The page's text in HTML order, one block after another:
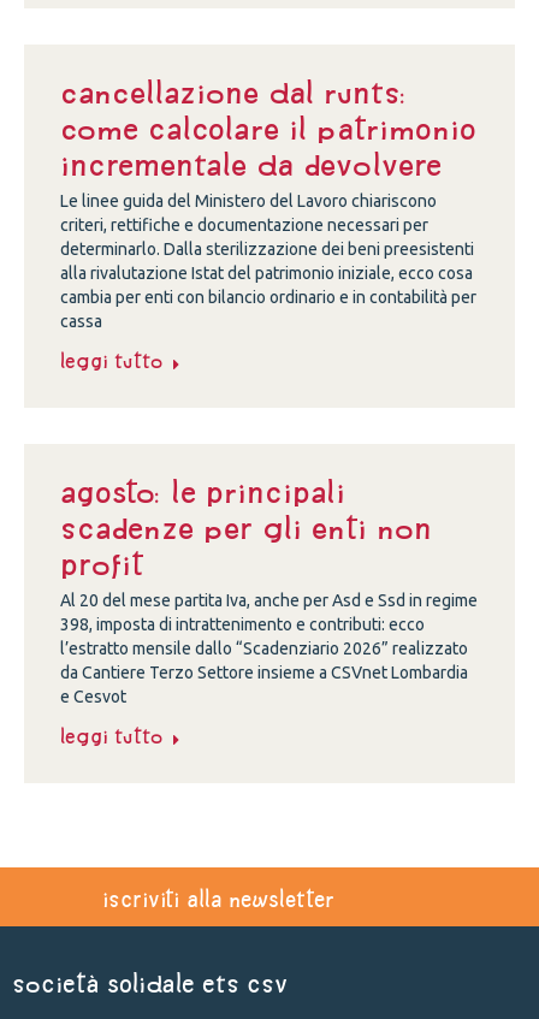
Cancellazione dal Runts:
come calcolare il patrimonio
incrementale da devolvere
Le linee guida del Ministero del Lavoro chiariscono
criteri, rettifiche e documentazione necessari per
determinarlo. Dalla sterilizzazione dei beni preesistenti
alla rivalutazione Istat del patrimonio iniziale, ecco cosa
cambia per enti con bilancio ordinario e in contabilità per
cassa
Leggi tutto
Agosto: le principali
scadenze per gli enti non
profit
Al 20 del mese partita Iva, anche per Asd e Ssd in regime
398, imposta di intrattenimento e contributi: ecco
l’estratto mensile dallo “Scadenziario 2026” realizzato
da Cantiere Terzo Settore insieme a CSVnet Lombardia
e Cesvot
Leggi tutto
iscriviti alla newsletter
Società Solidale ets CSV